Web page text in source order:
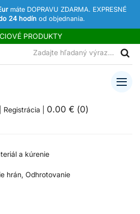
máte DOPRAVU ZDARMA. EXPRESNÉ
24 hodín od objednania.
PRODUKTY
Registrácia 0.00 € (0)
a kúrenie
hrán, Odhrotovanie